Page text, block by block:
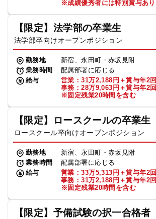
※成績優秀者には特別賞与あり
【限定】法学部の卒業生
法学部卒向けオープンポジション
勤務地
新宿、永田町・赤坂見附
業務時間
配属部署に応じる
給与
営業：31万2,188円＋賞与年2回
事務：28万9,063円＋賞与年2回
※固定残業20時間を含む
【限定】ロースクールの卒業生
ロースクール卒向けオープンポジション
勤務地
新宿、永田町・赤坂見附
業務時間
配属部署に応じる
給与
営業：33万5,313円＋賞与年2回
事務：31万2,188円＋賞与年2回
※固定残業20時間を含む
【限定】予備試験の択一合格者